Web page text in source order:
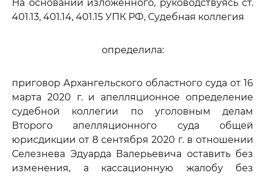
На основании изложенного, руководствуясь ст.
401.13, 401.14, 401.15 УПК РФ, Судебная коллегия
определила:
приговор Архангельского областного суда от 16
марта 2020 г. и апелляционное определение
судебной коллегии по уголовным делам
Второго апелляционного суда общей
юрисдикции от 8 сентября 2020 г. в отношении
Селезнева Эдуарда Валерьевича оставить без
изменения, а кассационную жалобу без